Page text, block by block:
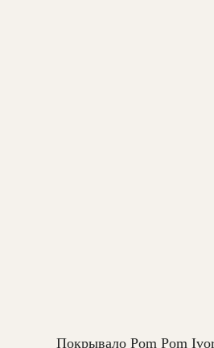
Покрывало Pom Pom